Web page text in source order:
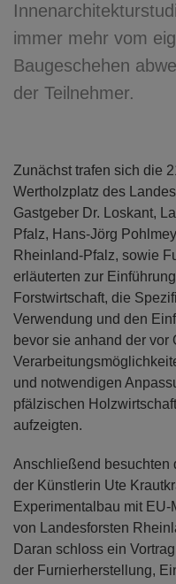
immer mehr vom
Baugeschehen
der Teilnehmer.
Zunächst trafen sich die
Wertholzplatz des
Gastgeber Dr. Loskant,
Pfalz, Hans-Jörg
Rheinland-Pfalz, sowie
erläuterten zur
Forstwirtschaft, die
Verwendung und den
bevor sie anhand der vor
und notwendigen
pfälzischen
aufzeigten.
Anschließend besuchten
der Künstlerin Ute
Experimentalbau mit
von Landesforsten
Daran schloss ein
der Furnierherstellung,